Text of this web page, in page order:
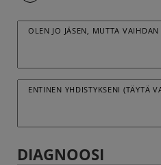
OLEN JO JÄSEN, MUTTA VAIHDAN
ENTINEN YHDISTYKSENI (TÄYTÄ
DIAGNOOSI